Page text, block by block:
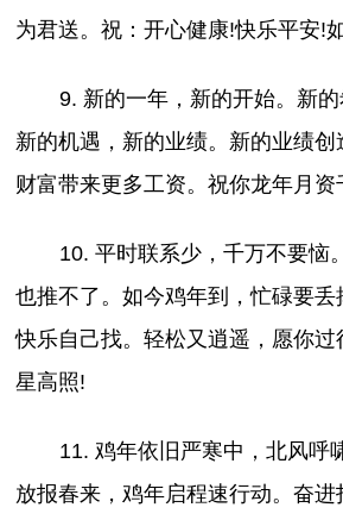
为君送。祝：开心健康!快乐平安!
9. 新的一年，新的开始。新的
新的机遇，新的业绩。新的业绩
财富带来更多工资。祝你龙年月资
10. 平时联系少，千万不要恼
也推不了。如今鸡年到，忙碌要丢
快乐自己找。轻松又逍遥，愿你
星高照!
11. 鸡年依旧严寒中，北风呼
放报春来，鸡年启程速行动。奋